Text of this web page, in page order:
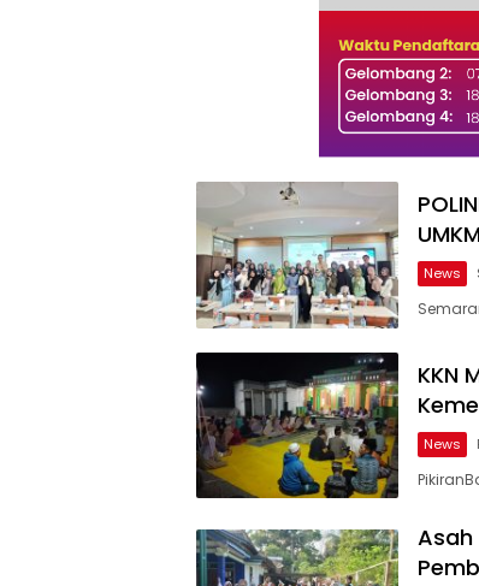
News
KKN
News
Asah